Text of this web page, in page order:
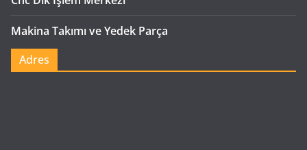
Makina Takımı ve Yedek Parça
Adres